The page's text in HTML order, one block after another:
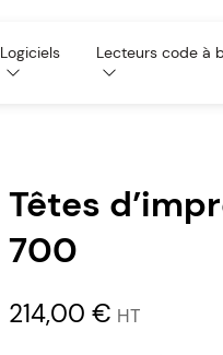
Logiciels Lecteurs code à
Têtes
700
214,00 € HT